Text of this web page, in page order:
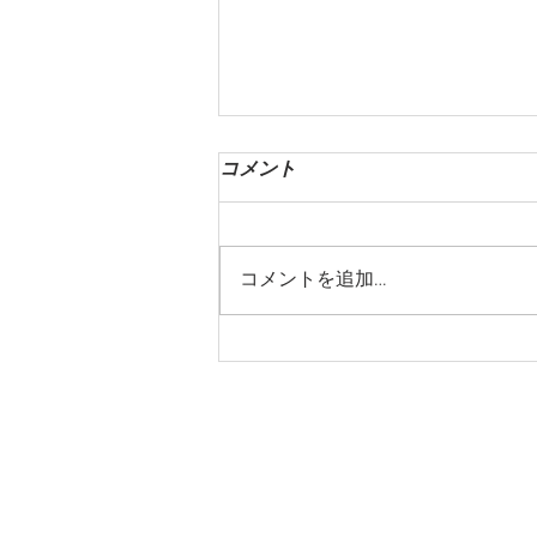
第一回 SPAIN FUSION
コメント
コメントを追加…